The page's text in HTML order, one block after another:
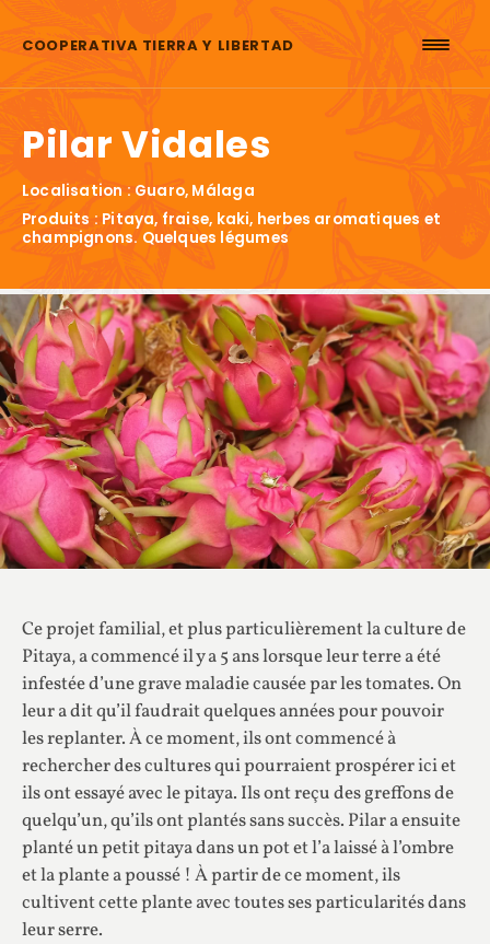
COOPERATIVA TIERRA Y LIBERTAD
Pilar Vidales
Localisation : Guaro, Málaga
Produits : Pitaya, fraise, kaki, herbes aromatiques et
champignons. Quelques légumes
Ce projet familial, et plus particulièrement la culture de
Pitaya, a commencé il y a 5 ans lorsque leur terre a été
infestée d’une grave maladie causée par les tomates. On
leur a dit qu’il faudrait quelques années pour pouvoir
les replanter. À ce moment, ils ont commencé à
rechercher des cultures qui pourraient prospérer ici et
ils ont essayé avec le pitaya. Ils ont reçu des greffons de
quelqu’un, qu’ils ont plantés sans succès. Pilar a ensuite
planté un petit pitaya dans un pot et l’a laissé à l’ombre
et la plante a poussé ! À partir de ce moment, ils
cultivent cette plante avec toutes ses particularités dans
leur serre.